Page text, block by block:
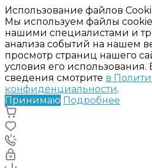
Использование файлов
Мы используем файлы
нашими специалистами и
анализа событий на нашем
просмотр страниц нашего
условия его
сведения смотрите в
конфиденциальности.
Принимаю Подробнее